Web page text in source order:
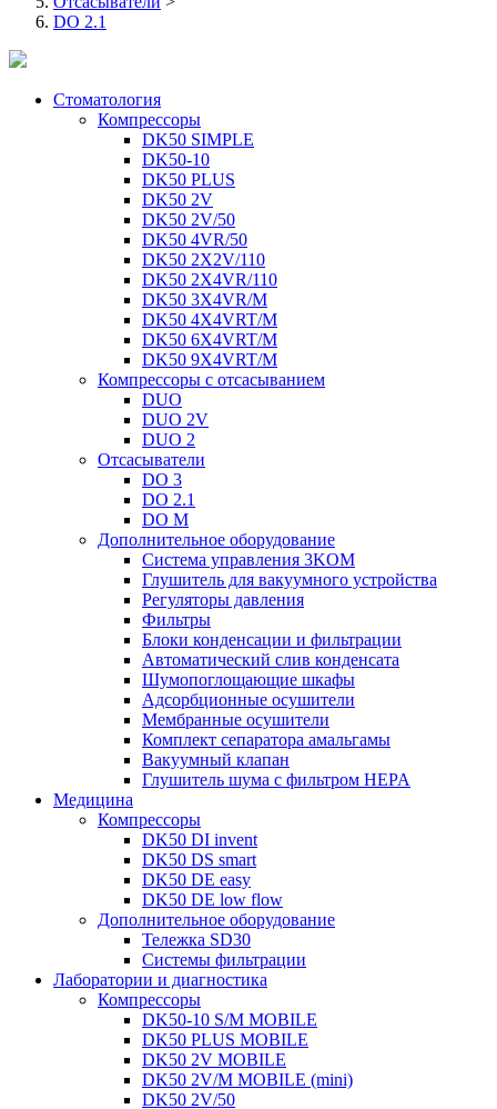
DO 2.1
Стоматология
Компрессоры
DK50 SIMPLE
DK50-10
DK50 PLUS
DK50 2V
DK50 2V/50
DK50 4VR/50
DK50 2X2V/110
DK50 2X4VR/110
DK50 3X4VR/M
DK50 4X4VRT/M
DK50 6X4VRT/M
DK50 9X4VRT/M
Компрессоры с отсасыванием
DUO
DUO 2V
DUO 2
Отсасыватели
DO 3
DO 2.1
DO M
Дополнительное оборудование
Система управления 3KOM
Глушитель для вакуумного устройства
Регуляторы давления
Фильтры
Блоки конденсации и фильтрации
Автоматический слив конденсата
Шумопоглощающие шкафы
Адсорбционные осушители
Мембранные осушители
Комплект сепаратора амальгамы
Вакуумный клапан
Глушитель шума с фильтром HEPA
Медицина
Компрессоры
DK50 DI invent
DK50 DS smart
DK50 DE easy
DK50 DE low flow
Дополнительное оборудование
Тележка SD30
Системы фильтрации
Лаборатории и диагностика
Компрессоры
DK50-10 S/M MOBILE
DK50 PLUS MOBILE
DK50 2V MOBILE
DK50 2V/M MOBILE (mini)
DK50 2V/50